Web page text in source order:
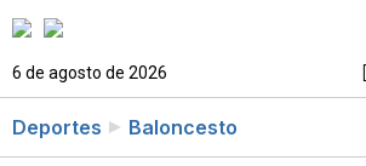
6 de agosto de 2026
Deportes Baloncesto